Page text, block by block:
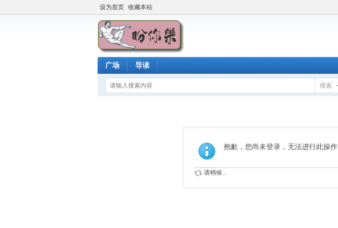
设为首页 收藏本站
广场 导读
搜索
抱歉，您尚未登录，无法进行此操作
请稍候...